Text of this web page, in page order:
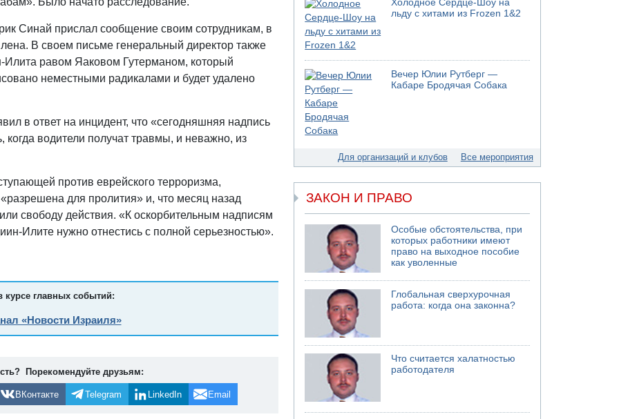
Синай прислал сообщение своим сотрудникам, в
В своем письме генеральный директор также
равом Яаковом Гутерманом, который
неместными радикалами и будет удалено
в ответ на инцидент, что «сегодняшняя надпись
когда водители получат травмы, и неважно, из
против еврейского терроризма,
для пролития» и, что месяц назад
свободу действия. «К оскорбительным надписям
Илите нужно отнестись с полной серьезностью».
курсе главных событий:
«Новости Израиля»
Порекомендуйте друзьям:
ВКонтакте Telegram LinkedIn Email
Левые активисты пытались ворваться в офис
"Религиозного сионизма"
05.08.2026 06:42
В Дубае поднимается дым над портом
05.08.2026 06:41
Еще один меморандум для Ирана
Холодное Сердце-Шоу на
льду с хитами из Frozen 1&2
Вечер Юлии Рутберг —
Кабаре Бродячая Собака
Для организаций и клубов Все мероприятия
ЗАКОН И ПРАВО
Особые обстоятельства, при
которых работники имеют
право на выходное пособие
как уволенные
Глобальная сверхурочная
работа: когда она законна?
Что считается халатностью
работодателя